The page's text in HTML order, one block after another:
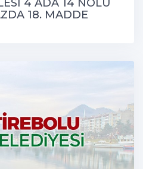
4 ADA 14 NOLU
18. MADDE